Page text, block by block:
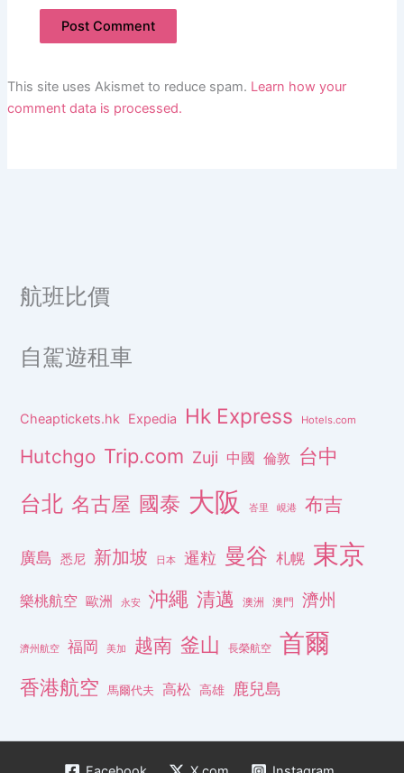
This site uses Akismet to reduce spam. Learn how your
comment data is processed.
航班比價
自駕遊租車
Cheaptickets.hk Expedia Hk Express Hotels.com
Hutchgo Trip.com Zuji 中國 倫敦 台中
台北 名古屋 國泰 大阪 峇里 峴港 布吉
廣島 悉尼 新加坡 日本 暹粒 曼谷 札幌 東京
樂桃航空 歐洲 永安 沖繩 清邁 澳洲 澳門 濟州
濟州航空 福岡 美加 越南 釜山 長榮航空 首爾
香港航空 馬爾代夫 高松 高雄 鹿兒島